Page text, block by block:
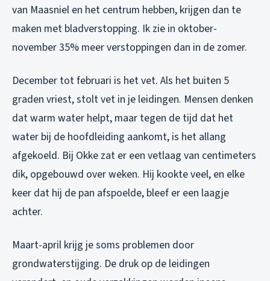
van Maasniel en het centrum hebben, krijgen dan te
maken met bladverstopping. Ik zie in oktober-
november 35% meer verstoppingen dan in de zomer.
December tot februari is het vet. Als het buiten 5
graden vriest, stolt vet in je leidingen. Mensen denken
dat warm water helpt, maar tegen de tijd dat het
water bij de hoofdleiding aankomt, is het allang
afgekoeld. Bij Okke zat er een vetlaag van centimeters
dik, opgebouwd over weken. Hij kookte veel, en elke
keer dat hij de pan afspoelde, bleef er een laagje
achter.
Maart-april krijg je soms problemen door
grondwaterstijging. De druk op de leidingen